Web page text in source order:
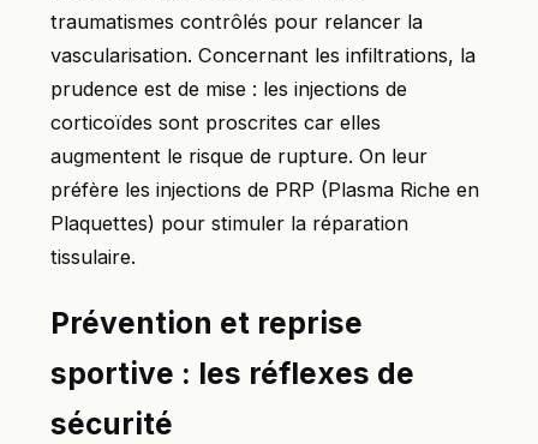
traumatismes contrôlés pour relancer la
vascularisation. Concernant les infiltrations, la
prudence est de mise : les injections de
corticoïdes sont proscrites car elles
augmentent le risque de rupture. On leur
préfère les injections de PRP (Plasma Riche en
Plaquettes) pour stimuler la réparation
tissulaire.
Prévention et reprise
sportive : les réflexes de
sécurité